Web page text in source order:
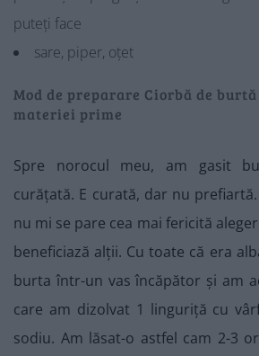
puteți face
sare, piper, oțet
Mod de preparare Ciorbă de
materiei prime
Spre norocul meu, am gasit
curățată. E curată, dar nu
nu mi se pare cea mai fericită
beneficiază alții. Cu toate că era
burta într-un vas încăpător și am
care am dizolvat 1 linguriță cu
sodiu. Am lăsat-o astfel cam 2-3